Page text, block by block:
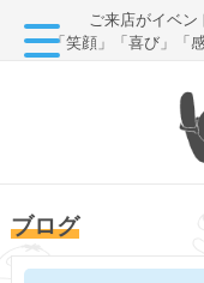
ご来店がイベン
「笑顔」「喜び」「
ブログ